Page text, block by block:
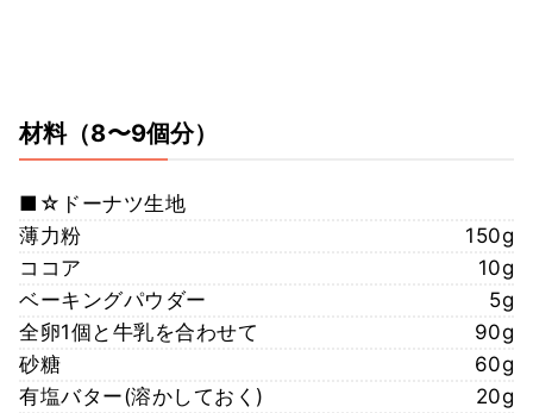
材料（8〜9個分）
■☆ドーナツ生地
薄力粉
150g
ココア
10g
ベーキングパウダー
5g
全卵1個と牛乳を合わせて
90g
砂糖
60g
有塩バター(溶かしておく)
20g